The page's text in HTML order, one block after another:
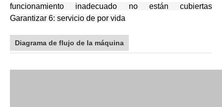
funcionamiento inadecuado no están cubiertas
Garantizar 6: servicio de por vida
Diagrama de flujo de la máquina